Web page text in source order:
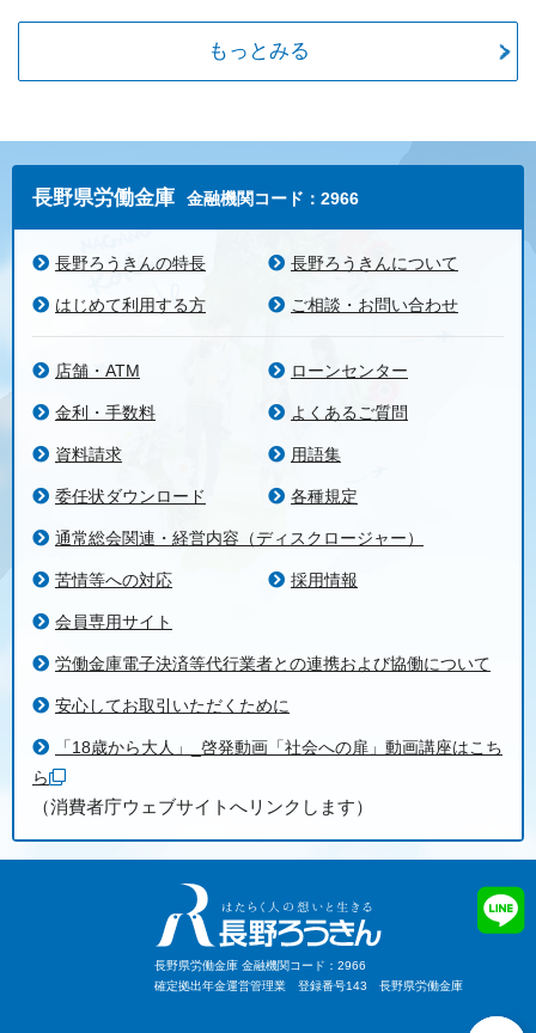
もっとみる
長野県労働金庫 金融機関コード：2966
長野ろうきんの特長 長野ろうきんについて
はじめて利用する方 ご相談・お問い合わせ
店舗・ATM ローンセンター
金利・手数料 よくあるご質問
資料請求 用語集
委任状ダウンロード 各種規定
通常総会関連・経営内容（ディスクロージャー）
苦情等への対応 採用情報
会員専用サイト
労働金庫電子決済等代行業者との連携および協働について
安心してお取引いただくために
「18歳から大人」_啓発動画「社会への扉」動画講座はこち
ら
（消費者庁ウェブサイトへリンクします）
長野県労働金庫 金融機関コード：2966
確定拠出年金運営管理業 登録番号143 長野県労働金庫